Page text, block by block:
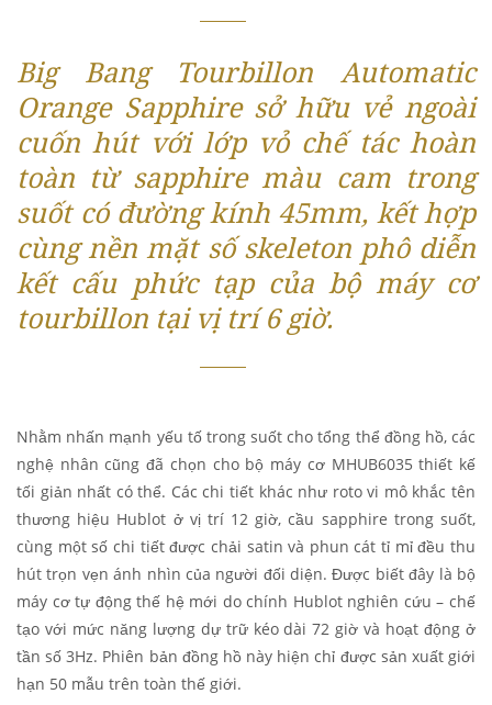
Big Bang Tourbillon Automatic
Orange Sapphire sở hữu vẻ ngoài
cuốn hút với lớp vỏ chế tác hoàn
toàn từ sapphire màu cam trong
suốt có đường kính 45mm, kết hợp
cùng nền mặt số skeleton phô diễn
kết cấu phức tạp của bộ máy cơ
tourbillon tại vị trí 6 giờ.
Nhằm nhấn mạnh yếu tố trong suốt cho tổng thể đồng hồ, các
nghệ nhân cũng đã chọn cho bộ máy cơ MHUB6035 thiết kế
tối giản nhất có thể. Các chi tiết khác như roto vi mô khắc tên
thương hiệu Hublot ở vị trí 12 giờ, cầu sapphire trong suốt,
cùng một số chi tiết được chải satin và phun cát tỉ mỉ đều thu
hút trọn vẹn ánh nhìn của người đối diện. Được biết đây là bộ
máy cơ tự động thế hệ mới do chính Hublot nghiên cứu – chế
tạo với mức năng lượng dự trữ kéo dài 72 giờ và hoạt động ở
tần số 3Hz. Phiên bản đồng hồ này hiện chỉ được sản xuất giới
hạn 50 mẫu trên toàn thế giới.